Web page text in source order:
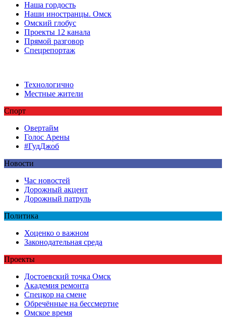
Наша гордость
Наши иностранцы. Омск
Омский глобус
Проекты 12 канала
Прямой разговор
Спецрепортаж
Технологично
Местные жители
Спорт
Овертайм
Голос Арены
#ГудДжоб
Новости
Час новостей
Дорожный акцент
Дорожный патруль
Политика
Хоценко о важном
Законодательная среда
Проекты
Достоевский точка Омск
Академия ремонта
Спецкор на смене
Обречённые на бессмертие
Омское время